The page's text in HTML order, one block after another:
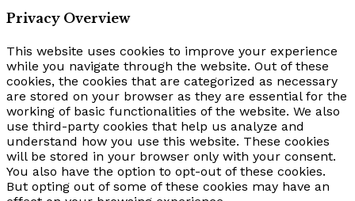
Privacy Overview
This website uses cookies to improve your experience
while you navigate through the website. Out of these
cookies, the cookies that are categorized as necessary
are stored on your browser as they are essential for the
working of basic functionalities of the website. We also
use third-party cookies that help us analyze and
understand how you use this website. These cookies
will be stored in your browser only with your consent.
You also have the option to opt-out of these cookies.
But opting out of some of these cookies may have an